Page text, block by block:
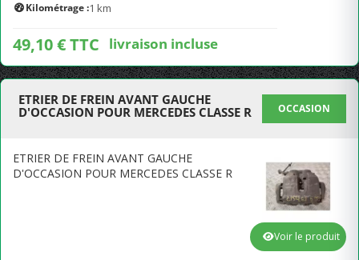
Kilométrage :1 km
49,10 € TTC livraison incluse
ETRIER DE FREIN AVANT GAUCHE
D'OCCASION POUR MERCEDES CLASSE R
OCCASION
ETRIER DE FREIN AVANT GAUCHE
D'OCCASION POUR MERCEDES CLASSE R
Voir le produit